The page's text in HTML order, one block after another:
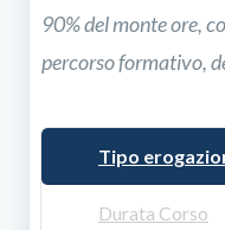
90% del monte ore,
percorso formativo,
Tipo
Durata Corso